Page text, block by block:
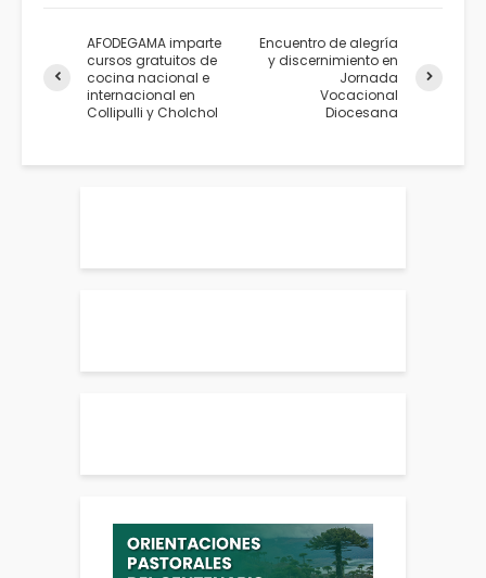
AFODEGAMA imparte
cursos gratuitos de
cocina nacional e
internacional en
Collipulli y Cholchol
Encuentro de alegría
y discernimiento en
Jornada
Vocacional
Diocesana